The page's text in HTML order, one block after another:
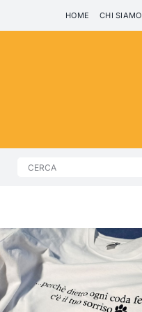
HOME CHI SIAMO
Search